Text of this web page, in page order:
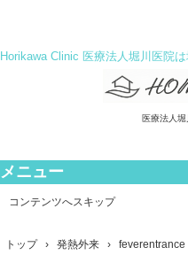
Horikawa Clinic 医療法人堀川医院
医療法人
メニュー
コンテンツへスキップ
トップ › 発熱外来 › feverentrance